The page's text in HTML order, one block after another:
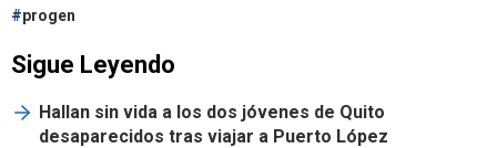
progen
Sigue Leyendo
Hallan sin vida a los dos jóvenes de Quito
desaparecidos tras viajar a Puerto López